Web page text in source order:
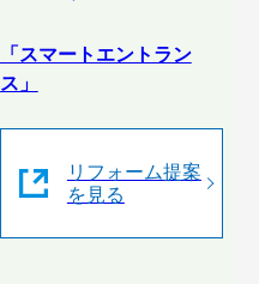
「スマートエントラン
ス」
リフォーム提案
を見る